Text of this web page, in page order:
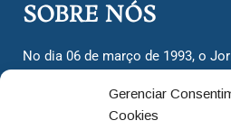
Gerenciar
Cookies
SOBRE NÓS
No dia 06 de março de 1993, o
cidadãos valinhenses, já que
dois jornais. Há mais de 30 anos,